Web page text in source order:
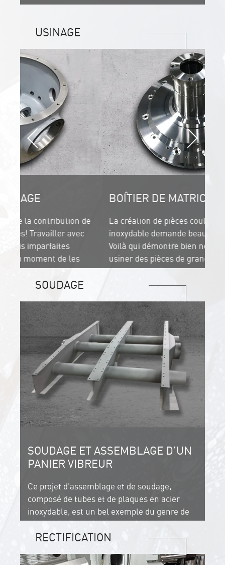
USINAGE
de
BOÎTIER DE MATRICE
La création de pièces coulées en acier
inoxydable demande beaucoup de précision.
Voilà qui démontre bien notre capacité à
usiner des pièces de grande envergure
pouvant atteindre une grosseur de 2 mètres
cubes!
SOUDAGE
SOUDAGE ET ASSEMBLAGE D’UN
PANIER VIBREUR
Ce projet d’assemblage et de soudage,
composé de tubes et de plaques en acier
inoxydable, est un bel exemple du genre de
projets que nous pouvons entièrement
réaliser pour vous.
RECTIFICATION